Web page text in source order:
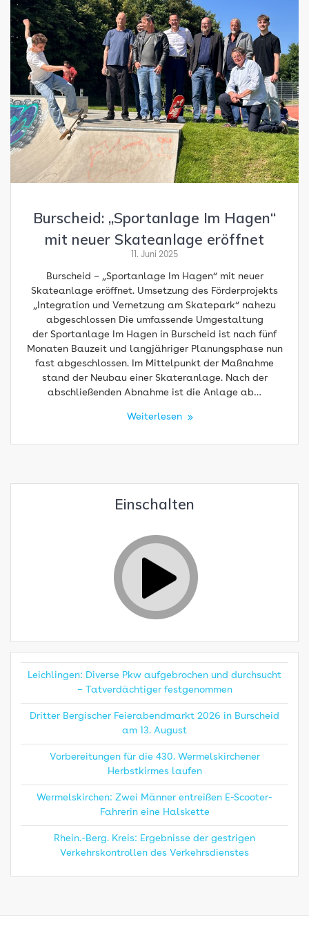
Burscheid: „Sportanlage Im Hagen“
mit neuer Skateanlage eröffnet
11. Juni 2025
Burscheid – „Sportanlage Im Hagen“ mit neuer
Skateanlage eröffnet. Umsetzung des Förderprojekts
„Integration und Vernetzung am Skatepark“ nahezu
abgeschlossen Die umfassende Umgestaltung
der Sportanlage Im Hagen in Burscheid ist nach fünf
Monaten Bauzeit und langjähriger Planungsphase nun
fast abgeschlossen. Im Mittelpunkt der Maßnahme
stand der Neubau einer Skateranlage. Nach der
abschließenden Abnahme ist die Anlage ab…
Weiterlesen
Einschalten
Leichlingen: Diverse Pkw aufgebrochen und durchsucht
– Tatverdächtiger festgenommen
Dritter Bergischer Feierabendmarkt 2026 in Burscheid
am 13. August
Vorbereitungen für die 430. Wermelskirchener
Herbstkirmes laufen
Wermelskirchen: Zwei Männer entreißen E-Scooter-
Fahrerin eine Halskette
Rhein.-Berg. Kreis: Ergebnisse der gestrigen
Verkehrskontrollen des Verkehrsdienstes